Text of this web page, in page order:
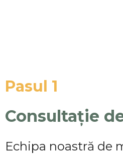
Pasul 1
Consultație
Echipa noastră de